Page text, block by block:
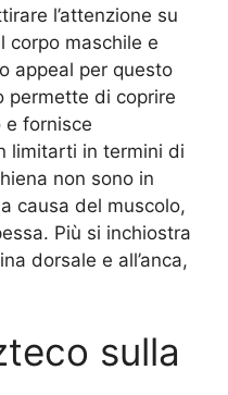
l’attenzione su
corpo maschile e
appeal per questo
permette di coprire
fornisce
limitarti in termini di
non sono in
causa del muscolo,
Più si inchiostra
dorsale e all’anca,
sulla